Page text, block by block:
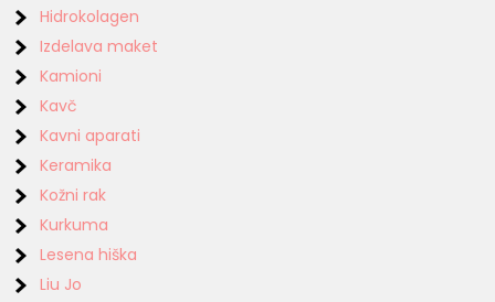
Hidrokolagen
Izdelava maket
Kamioni
Kavč
Kavni aparati
Keramika
Kožni rak
Kurkuma
Lesena hiška
Liu Jo